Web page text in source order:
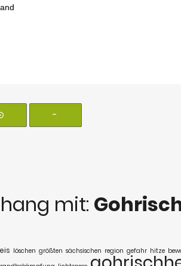
-
mit:
löschen größten sächsischen region gefahr hitze